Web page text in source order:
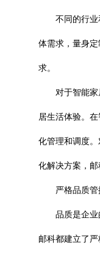
不同的行业和
体需求，量身
求。
对于智能家居
居生活体验。
化管理和调度
化解决方案，
严格品质管
品质是企业的
邮科都建立了